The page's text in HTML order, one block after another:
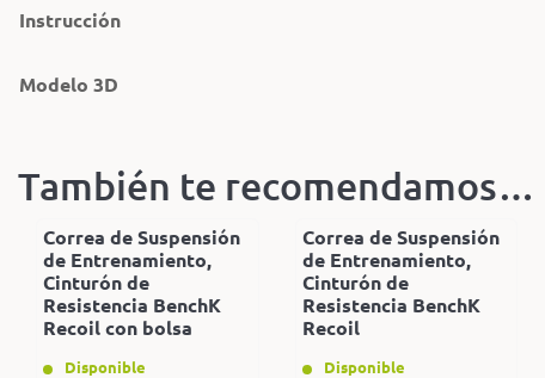
Instrucción
Modelo 3D
También te recomendamos…
Correa de Suspensión
de Entrenamiento,
Cinturón de
Resistencia BenchK
Recoil con bolsa
Disponible
Correa de Suspensión
de Entrenamiento,
Cinturón de
Resistencia BenchK
Recoil
Disponible